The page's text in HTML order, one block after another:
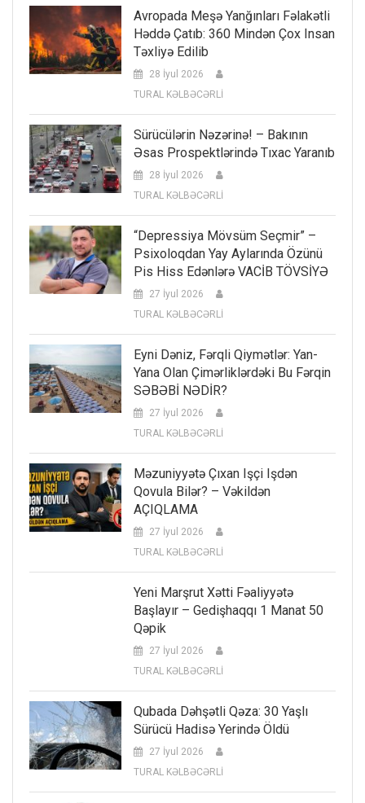
Avropada Meşə Yanğınları Fəlakətli
Həddə Çatıb: 360 Mindən Çox Insan
Təxliyə Edilib
28 İyul 2026
TURAL KƏLBƏCƏRLİ
Sürücülərin Nəzərinə! – Bakının
Əsas Prospektlərində Tıxac Yaranıb
28 İyul 2026
TURAL KƏLBƏCƏRLİ
“Depressiya Mövsüm Seçmir” –
Psixoloqdan Yay Aylarında Özünü
Pis Hiss Edənlərə VACİB TÖVSİYƏ
27 İyul 2026
TURAL KƏLBƏCƏRLİ
Eyni Dəniz, Fərqli Qiymətlər: Yan-
Yana Olan Çimərliklərdəki Bu Fərqin
SƏBƏBİ NƏDİR?
27 İyul 2026
TURAL KƏLBƏCƏRLİ
Məzuniyyətə Çıxan Işçi Işdən
Qovula Bilər? – Vəkildən
AÇIQLAMA
27 İyul 2026
TURAL KƏLBƏCƏRLİ
Yeni Marşrut Xətti Fəaliyyətə
Başlayır – Gedişhaqqı 1 Manat 50
Qəpik
27 İyul 2026
TURAL KƏLBƏCƏRLİ
Qubada Dəhşətli Qəza: 30 Yaşlı
Sürücü Hadisə Yerində Öldü
27 İyul 2026
TURAL KƏLBƏCƏRLİ